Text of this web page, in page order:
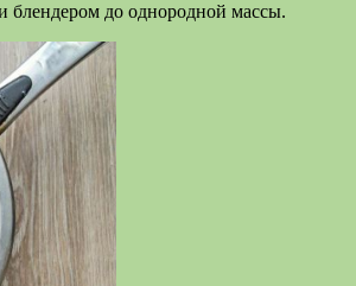
блендером до однородной массы.